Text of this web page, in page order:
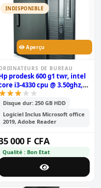
INDISPONIBLE
Aperçu
DE BUREAU
prodesk 600 g1 twr, intel
i3-4330 cpu @ 3.50ghz,
gb hdd - 4 gb pc3l 4eme
génération
Disque dur: 250 GB HDD
Logiciel Inclus Microsoft office
2019, Adobe Reader
000 F CFA
Qualité : Bon Etat